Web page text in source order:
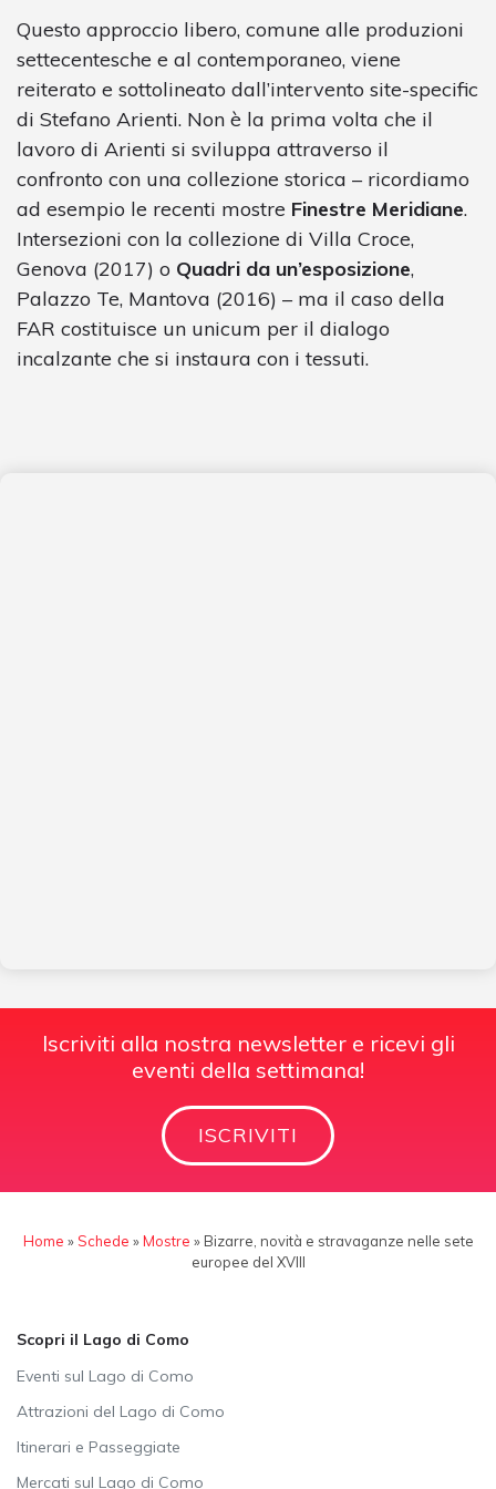
Questo approccio libero, comune alle produzioni
settecentesche e al contemporaneo, viene
reiterato e sottolineato dall’intervento site-specific
di Stefano Arienti. Non è la prima volta che il
lavoro di Arienti si sviluppa attraverso il
confronto con una collezione storica – ricordiamo
ad esempio le recenti mostre Finestre Meridiane.
Intersezioni con la collezione di Villa Croce,
Genova (2017) o Quadri da un’esposizione,
Palazzo Te, Mantova (2016) – ma il caso della
FAR costituisce un unicum per il dialogo
incalzante che si instaura con i tessuti.
Iscriviti alla nostra newsletter e ricevi gli
eventi della settimana!
ISCRIVITI
Home »Schede »Mostre » Bizarre, novità e stravaganze nelle sete
europee del XVIII
Scopri il Lago di Como
Eventi sul Lago di Como
Attrazioni del Lago di Como
Itinerari e Passeggiate
Mercati sul Lago di Como